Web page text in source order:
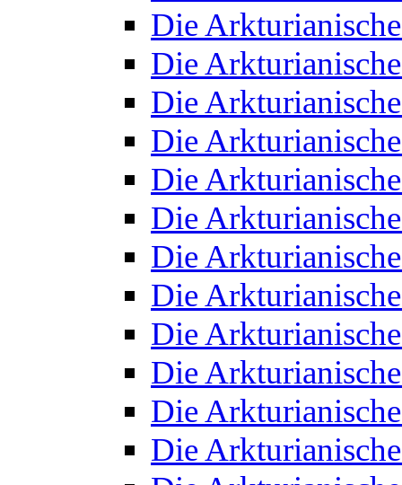
Die
Die
Die
Die
Die
Die
Die
Die
Die
Die
Die
Die